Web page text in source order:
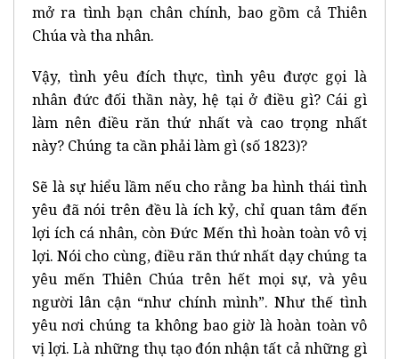
mở ra tình bạn chân chính, bao gồm cả Thiên
Chúa và tha nhân.
Vậy, tình yêu đích thực, tình yêu được gọi là
nhân đức đối thần này, hệ tại ở điều gì? Cái gì
làm nên điều răn thứ nhất và cao trọng nhất
này? Chúng ta cần phải làm gì (số 1823)?
Sẽ là sự hiểu lầm nếu cho rằng ba hình thái tình
yêu đã nói trên đều là ích kỷ, chỉ quan tâm đến
lợi ích cá nhân, còn Đức Mến thì hoàn toàn vô vị
lợi. Nói cho cùng, điều răn thứ nhất dạy chúng ta
yêu mến Thiên Chúa trên hết mọi sự, và yêu
người lân cận “như chính mình”. Như thế tình
yêu nơi chúng ta không bao giờ là hoàn toàn vô
vị lợi. Là những thụ tạo đón nhận tất cả những gì